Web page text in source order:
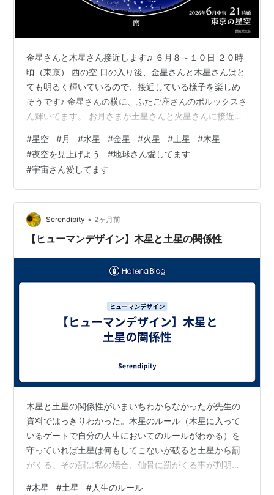
金星さんと木星さん接近します♫ ６月８～１０日 ２０時
頃（東京） 西の空 日の入り後、金星さんと木星さんはと
ても明るく輝いているので、接近している様子を楽しめ
そうです♪ 金星さんの横に、ふたご座さんのポルックスさ
ん輝いてます。 お月さまが土星さんと火星さんに接近し
んは深夜に、火星さんは未明に東の空から昇ってきま
す。 お月さまと火星さんの接近は、火星さんが低い位置
なので、細いお月さまを見ると赤い火星さんが探しやす
いようです♪ 水星さんが東方最大離角 ♫ 水星さんは６月
１６日に東方最大離角になり、前後の日は観測しやすく
なります。 東京では５…
#星空 #月 #水星 #金星 #火星 #土星 #木星
#夜空を見上げよう #地球さん愛してます
#宇宙さん愛してます
Serendipity • 2ヶ月前
【ヒューマンデザイン】木星と土星の関係性
木星と土星の関係性がいまいちわからなかったが先生の
資料ではっきりわかった。木星のルール（木星に入って
いるゲートで自分の人生においてのルールがわかる）を
守っていれば土星は何もしてこないが破ると土星から罰
がくる。その罰は私の場合、仙骨に罰がくる事が判明。
#木星 #土星 #人生のルール